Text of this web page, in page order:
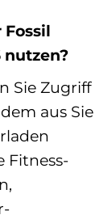
nutzen?
Sie Zugriff
aus Sie
Fitness-